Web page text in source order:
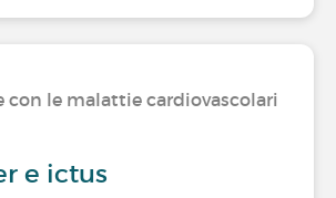
con le malattie cardiovascolari
e ictus